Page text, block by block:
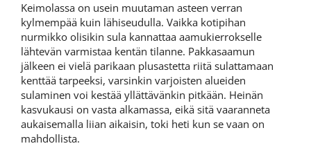
Keimolassa on usein muutaman asteen verran
kylmempää kuin lähiseudulla. Vaikka kotipihan
nurmikko olisikin sula kannattaa aamukierrokselle
lähtevän varmistaa kentän tilanne. Pakkasaamun
jälkeen ei vielä parikaan plusastetta riitä sulattamaan
kenttää tarpeeksi, varsinkin varjoisten alueiden
sulaminen voi kestää yllättävänkin pitkään. Heinän
kasvukausi on vasta alkamassa, eikä sitä vaaranneta
aukaisemalla liian aikaisin, toki heti kun se vaan on
mahdollista.